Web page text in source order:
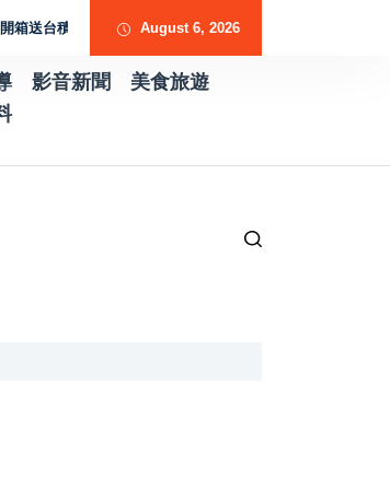
股票金補財庫 全家推皮克斯主題普渡箱 祭出台積電股
August 6, 2026
影音新聞
美食旅遊